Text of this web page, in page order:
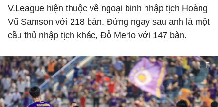
V.League hiện thuộc về ngoại binh nhập tịch Hoàng
Vũ Samson với 218 bàn. Đứng ngay sau anh là một
cầu thủ nhập tịch khác, Đỗ Merlo với 147 bàn.